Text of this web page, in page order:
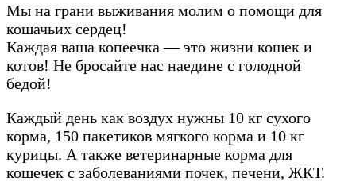
Мы на грани выживания молим о помощи для
кошачьих сердец!
Каждая ваша копеечка — это жизни кошек и
котов! Не бросайте нас наедине с голодной
бедой!
Каждый день как воздух нужны 10 кг сухого
корма, 150 пакетиков мягкого корма и 10 кг
курицы. А также ветеринарные корма для
кошечек с заболеваниями почек, печени, ЖКТ.